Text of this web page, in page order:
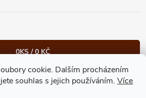
cookie. Dalším procházením
souhlas s jejich používáním. Více
0KS /0 KČ
Instagram Bonvolo - přidej se taky